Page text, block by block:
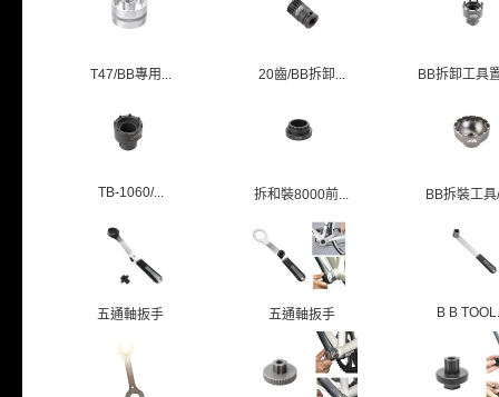
T47/BB專用... 20齒/BB拆卸... BB拆卸工具
TB-1060/... 拆和裝8000前... BB拆裝工具
五通軸扳手 五通軸扳手 B B